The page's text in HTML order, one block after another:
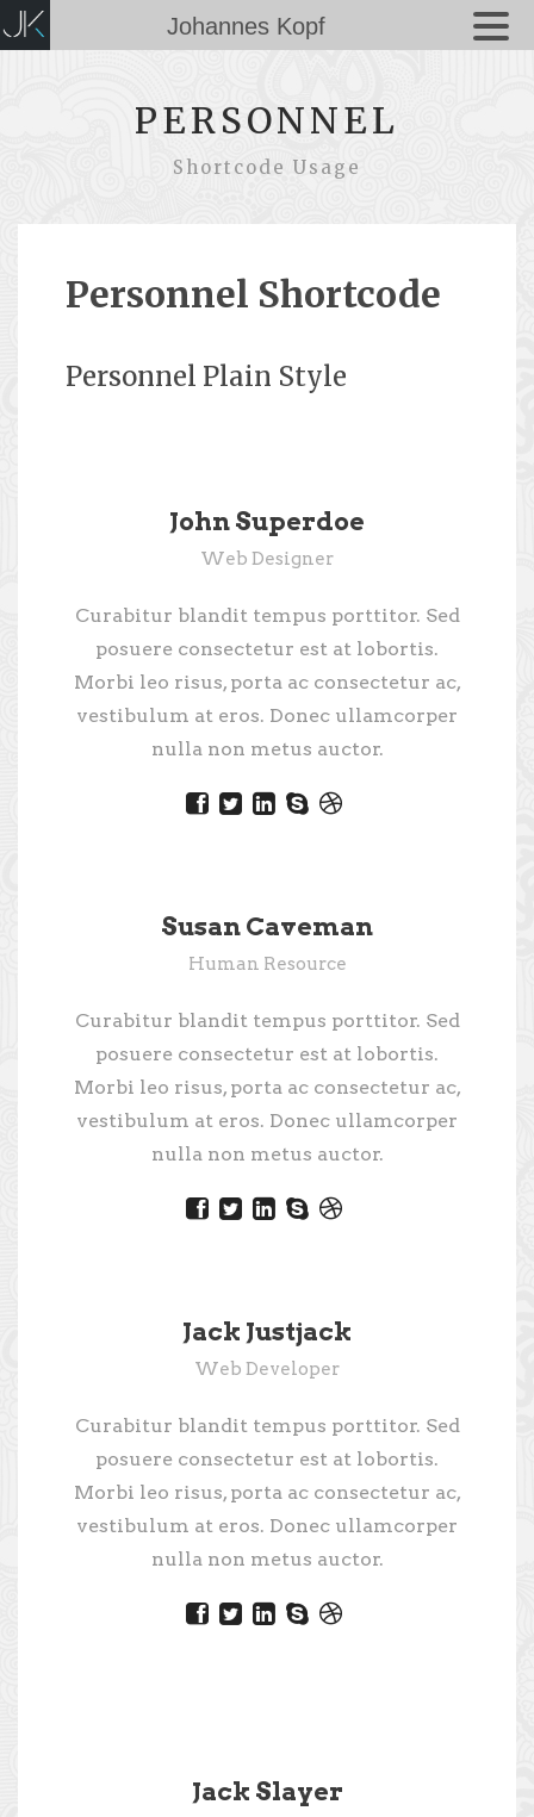
PERSONNEL
Shortcode Usage
Personnel Shortcode
Personnel Plain Style
John Superdoe
Web Designer
Curabitur blandit tempus porttitor. Sed
posuere consectetur est at lobortis.
Morbi leo risus, porta ac consectetur ac,
vestibulum at eros. Donec ullamcorper
nulla non metus auctor.
Susan Caveman
Human Resource
Curabitur blandit tempus porttitor. Sed
posuere consectetur est at lobortis.
Morbi leo risus, porta ac consectetur ac,
vestibulum at eros. Donec ullamcorper
nulla non metus auctor.
Jack Justjack
Web Developer
Curabitur blandit tempus porttitor. Sed
posuere consectetur est at lobortis.
Morbi leo risus, porta ac consectetur ac,
vestibulum at eros. Donec ullamcorper
nulla non metus auctor.
Jack Slayer
Johannes Kopf